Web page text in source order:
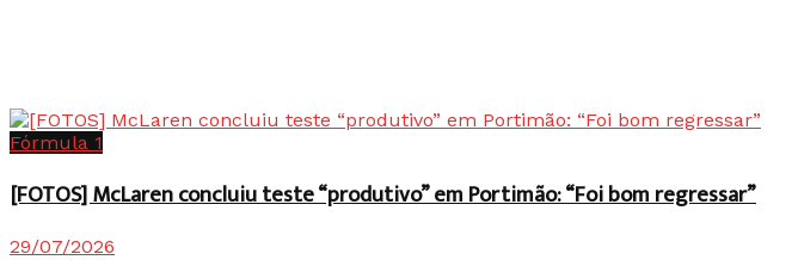
Fórmula 1
[FOTOS] McLaren concluiu teste “produtivo” em Portimão: “Foi bom regressar”
29/07/2026